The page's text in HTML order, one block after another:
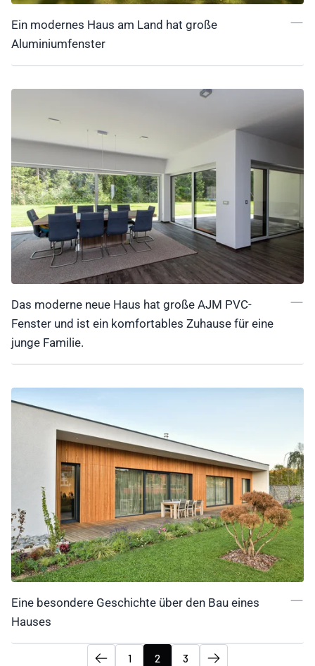
Ein modernes Haus am Land hat große
Aluminiumfenster
Das moderne neue Haus hat große AJM PVC-
Fenster und ist ein komfortables Zuhause für eine
junge Familie.
Eine besondere Geschichte über den Bau eines
Hauses
1 2 3